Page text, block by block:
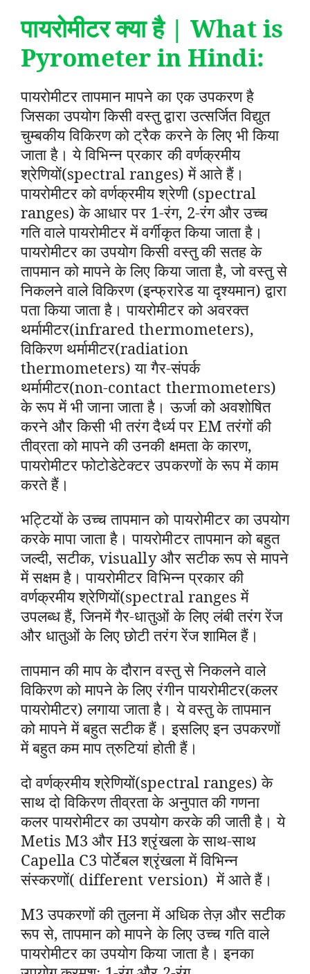
पायरोमीटर क्या है | What is
Pyrometer in Hindi:
पायरोमीटर तापमान मापने का एक उपकरण है
जिसका उपयोग किसी वस्तु द्वारा उत्सर्जित विद्युत
चुम्बकीय विकिरण को ट्रैक करने के लिए भी किया
जाता है। ये विभिन्न प्रकार की वर्णक्रमीय
श्रेणियों(spectral ranges) में आते हैं।
पायरोमीटर को वर्णक्रमीय श्रेणी (spectral
ranges) के आधार पर 1-रंग, 2-रंग और उच्च
गति वाले पायरोमीटर में वर्गीकृत किया जाता है।
पायरोमीटर का उपयोग किसी वस्तु की सतह के
तापमान को मापने के लिए किया जाता है, जो वस्तु से
निकलने वाले विकिरण (इन्फ्रारेड या दृश्यमान) द्वारा
पता किया जाता है। पायरोमीटर को अवरक्त
थर्मामीटर(infrared thermometers),
विकिरण थर्मामीटर(radiation
thermometers) या गैर-संपर्क
थर्मामीटर(non-contact thermometers)
के रूप में भी जाना जाता है। ऊर्जा को अवशोषित
करने और किसी भी तरंग दैर्ध्य पर EM तरंगों की
तीव्रता को मापने की उनकी क्षमता के कारण,
पायरोमीटर फोटोडेटेक्टर उपकरणों के रूप में काम
करते हैं।
भट्टियों के उच्च तापमान को पायरोमीटर का उपयोग
करके मापा जाता है। पायरोमीटर तापमान को बहुत
जल्दी, सटीक, visually और सटीक रूप से मापने
में सक्षम है। पायरोमीटर विभिन्न प्रकार की
वर्णक्रमीय श्रेणियों(spectral ranges में
उपलब्ध हैं, जिनमें गैर-धातुओं के लिए लंबी तरंग रेंज
और धातुओं के लिए छोटी तरंग रेंज शामिल हैं।
तापमान की माप के दौरान वस्तु से निकलने वाले
विकिरण को मापने के लिए रंगीन पायरोमीटर(कलर
पायरोमीटर) लगाया जाता है। ये वस्तु के तापमान
को मापने में बहुत सटीक हैं। इसलिए इन उपकरणों
में बहुत कम माप त्रुटियां होती हैं।
दो वर्णक्रमीय श्रेणियों(spectral ranges) के
साथ दो विकिरण तीव्रता के अनुपात की गणना
कलर पायरोमीटर का उपयोग करके की जाती है। ये
Metis M3 और H3 श्रृंखला के साथ-साथ
Capella C3 पोर्टेबल श्रृंखला में विभिन्न
संस्करणों( different version) में आते हैं।
M3 उपकरणों की तुलना में अधिक तेज़ और सटीक
रूप से, तापमान को मापने के लिए उच्च गति वाले
पायरोमीटर का उपयोग किया जाता है। इनका